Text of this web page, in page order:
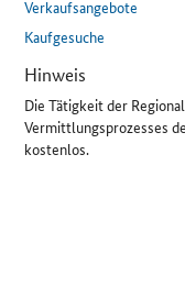
Verkaufsangebote
Kaufgesuche
Hinweis
Die Tätigkeit der
Vermittlungsprozesses
kostenlos.